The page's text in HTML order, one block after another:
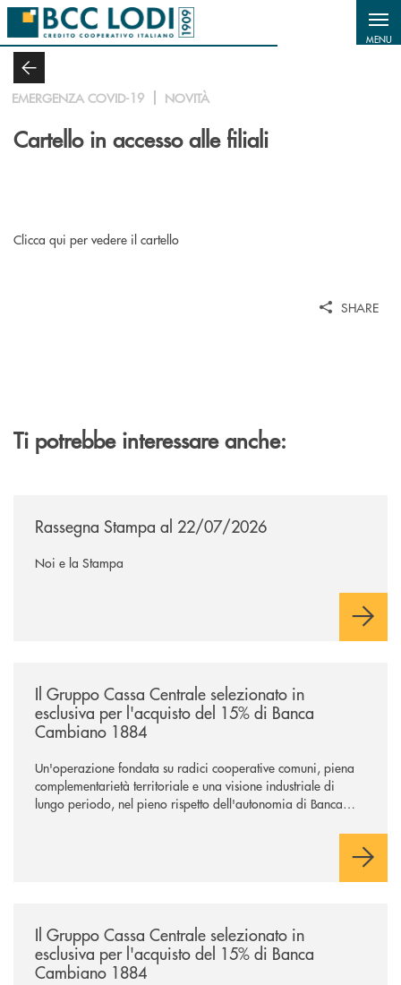
Salta al contenuto principale
MENU
EMERGENZA COVID-19 NOVITÀ
Cartello in accesso alle filiali
Clicca qui per vedere il cartello
SHARE
Ti potrebbe interessare anche:
Rassegna Stampa al 22/07/2026
Noi e la Stampa
Il Gruppo Cassa Centrale selezionato in
esclusiva per l'acquisto del 15% di Banca
Cambiano 1884
Un'operazione fondata su radici cooperative comuni, piena
complementarietà territoriale e una visione industriale di
lungo periodo, nel pieno rispetto dell'autonomia di Banca
negoziazione esclusiva per la finalizzazione dell’operazione.
Il Gruppo Cassa Centrale selezionato in
esclusiva per l'acquisto del 15% di Banca
Cambiano 1884